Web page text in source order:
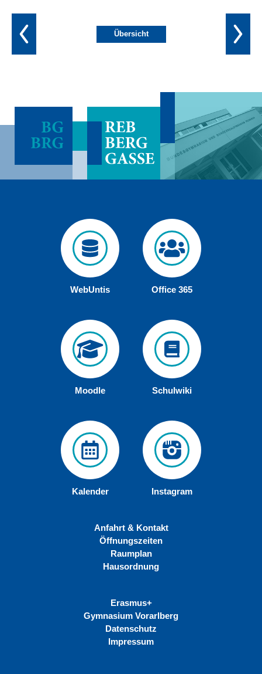
Übersicht
WebUntis Office 365
Moodle Schulwiki
Kalender Instagram
Anfahrt & Kontakt
Öffnungszeiten
Raumplan
Hausordnung
Erasmus+
Gymnasium Vorarlberg
Datenschutz
Impressum